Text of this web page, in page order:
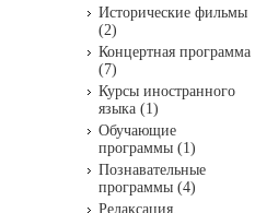
Исторические фильмы
(2)
Концертная программа
(7)
Курсы иностранного
языка (1)
Обучающие
программы (1)
Познавательные
программы (4)
Релаксация.